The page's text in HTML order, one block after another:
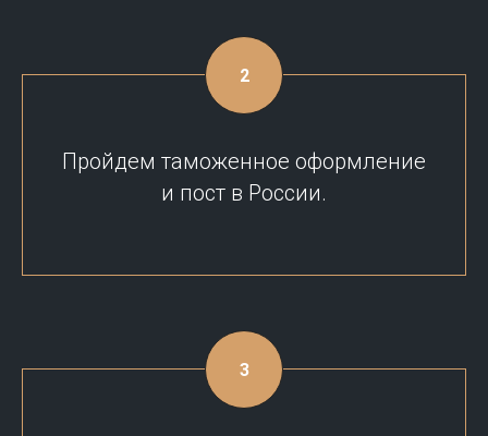
Пройдем таможенное оформление
и пост в России.